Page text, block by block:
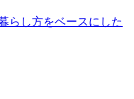
らし方をベースにした